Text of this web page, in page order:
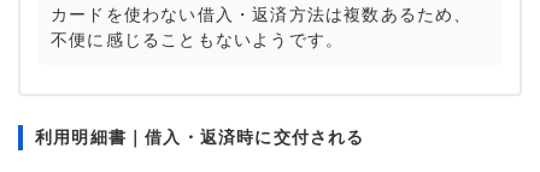
カードを使わない借入・返済方法は複数あるため、
不便に感じることもないようです。
利用明細書｜借入・返済時に交付される